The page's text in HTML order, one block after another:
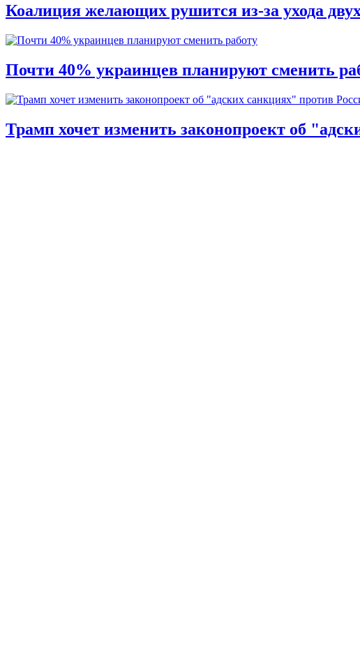
Коалиция желающих рушится из-за ухода
Почти 40% украинцев планируют сменить
Трамп хочет изменить законопроект об